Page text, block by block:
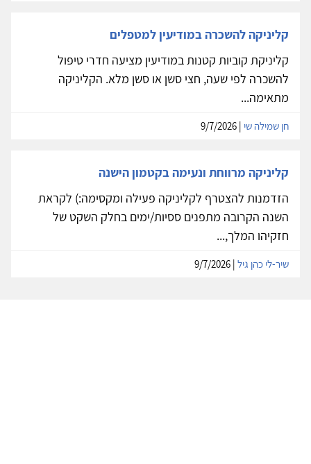
קליניקה להשכרה במודיעין למטפלים
קליניקת קוביות קטנות במודיעין מציעה חדרי טיפול
להשכרה לפי שעה, חצי סשן או סשן מלא. הקליניקה
מתאימה...
חן שמילה שי
קליניקה מרווחת ונעימה בקטמון הישנה
הזדמנות להצטרף לקליניקה פעילה ומקסימה:) לקראת
השנה הקרובה מתפנים ססיות/ימים בחלק השקט של
חזקיהו המלך,...
שיר-לי כהן גיל